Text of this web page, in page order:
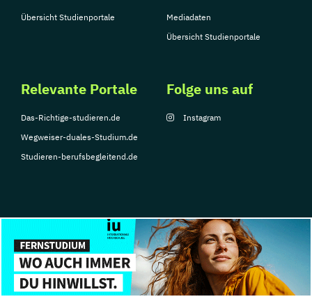
Übersicht Studienportale
Mediadaten
Übersicht Studienportale
Relevante Portale
Das-Richtige-studieren.de
Wegweiser-duales-Studium.de
Studieren-berufsbegleitend.de
Folge uns auf
Instagram
© Copyright 2026, TarGroup Media GmbH
Impressum
Über
uns
Datenschutzerklärung Nutzungsbedingungen